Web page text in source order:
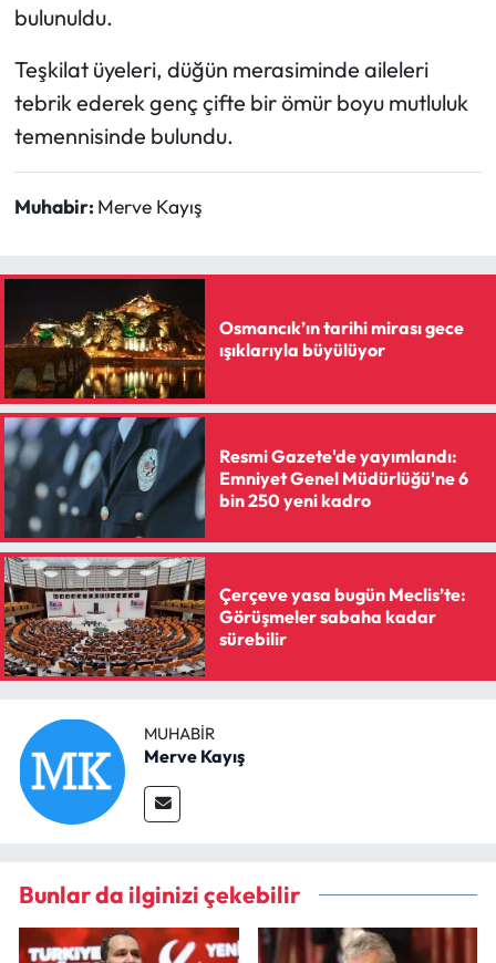
bulunuldu.
Teşkilat üyeleri, düğün merasiminde aileleri
tebrik ederek genç çifte bir ömür boyu mutluluk
temennisinde bulundu.
Muhabir: Merve Kayış
Osmancık’ın tarihi mirası gece
ışıklarıyla büyülüyor
Resmi Gazete'de yayımlandı:
Emniyet Genel Müdürlüğü'ne 6
bin 250 yeni kadro
Çerçeve yasa bugün Meclis’te:
Görüşmeler sabaha kadar
sürebilir
MUHABIR
Merve Kayış
Bunlar da ilginizi çekebilir
Sungurlu Haberleri
Turizm
Uğurludağ Haberleri
Yayla Haber
Yemek Tarifleri
Yerel Haberler